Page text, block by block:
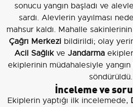
sonucu yangın başladı ve
sardı. Alevlerin yayılması
mahsur kaldı. Mahalle
Çağrı Merkezi bildirildi; olay
Acil Sağlıkve Jandarma
ekiplerinin müdahalesiyle yangın
söndürüldü.
İnceleme ve
Ekiplerin yaptığı ilk incelemede,